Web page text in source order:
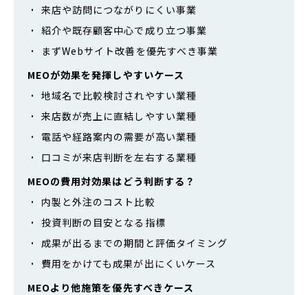
来店や訪問につながりにくい事業
紹介や既存顧客中心で成り立つ事業
まずWebサイト改善を優先すべき事業
MEOが効果を発揮しやすいケース
地域名で比較検討されやすい業種
来店数が売上に直結しやすい業種
電話や経路案内の需要が高い業種
口コミが来店判断を左右する業種
MEOの費用対効果はどう判断する？
内製と外注のコスト比較
投資判断の目安となる指標
成果が出るまでの期間と評価タイミング
費用をかけても成果が出にくいケース
MEOより他施策を優先すべきケース